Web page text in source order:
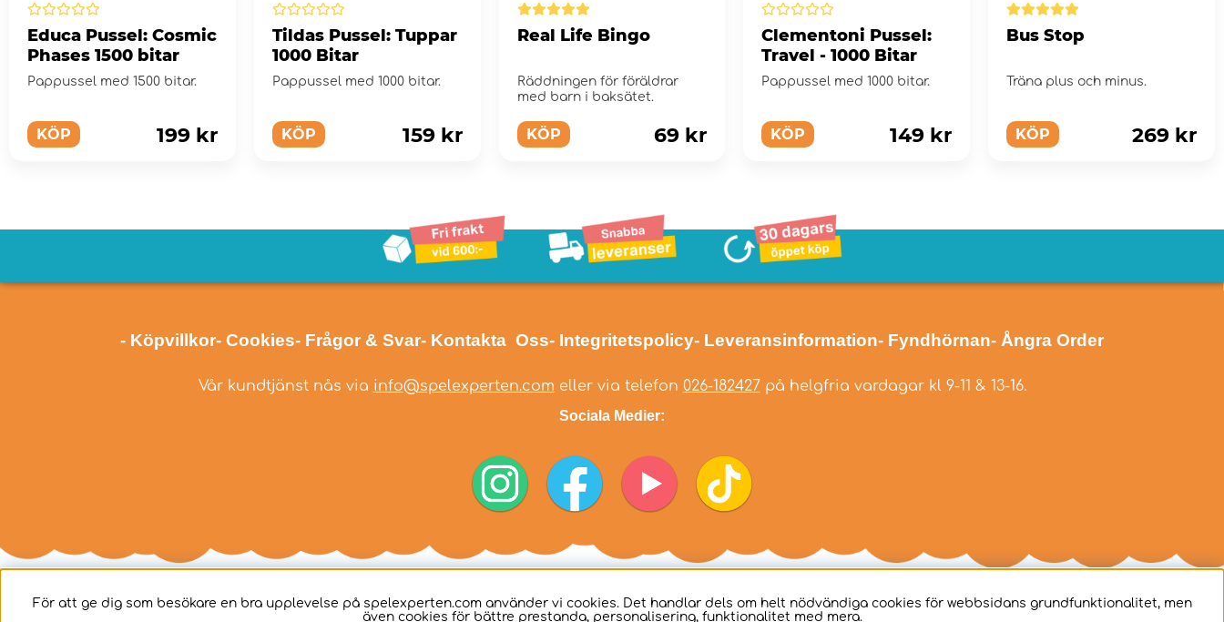
Educa Pussel: Cosmic
Phases 1500 bitar
Pappussel med 1500 bitar.
KÖP 199 kr
Tildas Pussel: Tuppar
1000 Bitar
Pappussel med 1000 bitar.
KÖP 159 kr
Real Life Bingo
Räddningen för föräldrar
med barn i baksätet.
KÖP 69 kr
Clementoni Pussel:
Travel - 1000 Bitar
Pappussel med 1000 bitar.
KÖP 149 kr
Bus Stop
Träna plus och minus.
KÖP 269 kr
- Köpvillkor- Cookies- Frågor & Svar- Kontakta Oss- Integritetspolicy- Leveransinformation- Fyndhörnan- Ångra Order
Vår kundtjänst nås via info@spelexperten.com eller via telefon 026-182427på helgfria vardagar kl 9-11 & 13-16.
Sociala Medier:
För att ge dig som besökare en bra upplevelse på spelexperten.com använder vi cookies. Det handlar dels om helt nödvändiga cookies för webbsidans grundfunktionalitet, men
även cookies för bättre prestanda, personalisering, funktionalitet med mera.